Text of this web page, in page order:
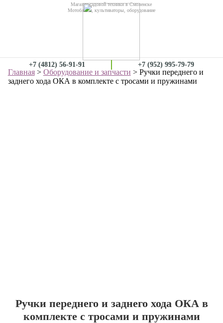
Магазин садовой техники в Смоленске
Мотоблоки, культиваторы, оборудование
+7 (4812) 56-91-91 +7 (952) 995-79-79
Главная> Оборудование и запчасти > Ручки переднего и
заднего хода ОКА в комплекте с тросами и пружинами
Ручки переднего и заднего хода ОКА в
комплекте с тросами и пружинами